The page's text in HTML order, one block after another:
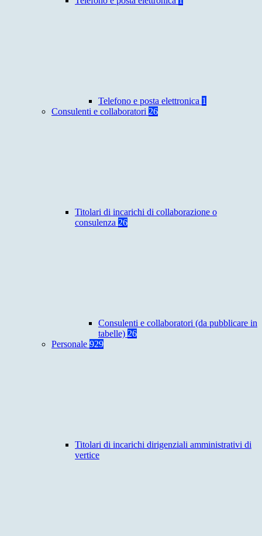
Telefono e posta elettronica 1
Consulenti e collaboratori 26
Titolari di incarichi di collaborazione o
consulenza 26
Consulenti e collaboratori (da pubblicare in
tabelle) 26
Personale 929
Titolari di incarichi dirigenziali amministrativi di
vertice